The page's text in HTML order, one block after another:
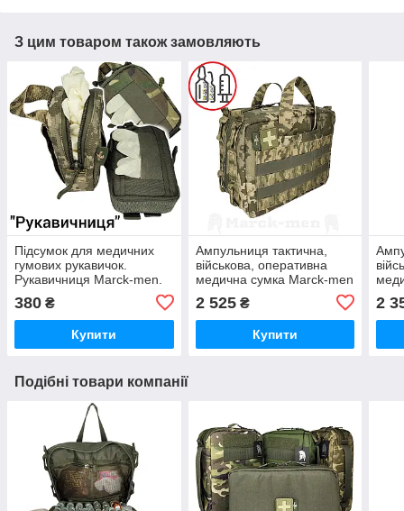
З цим товаром також замовляють
Підсумок для медичних
гумових рукавичок.
Рукавичниця Marck-men.
380 ₴
Купити
Ампульниця тактична,
військова, оперативна
медична сумка Marck-men
Марк-2
2 525₴
Купити
2
Подібні товари компанії